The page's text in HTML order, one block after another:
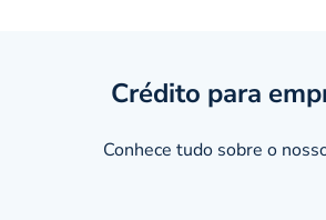
Crédito para
Conhece tudo sobre o